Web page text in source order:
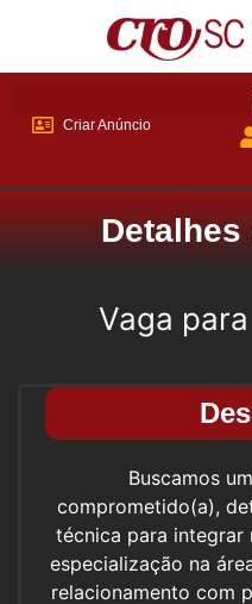
Criar Anúncio
Detalhes
Vaga
Buscamos
comprometido(a),
técnica para integrar
especialização na
relacionamento com